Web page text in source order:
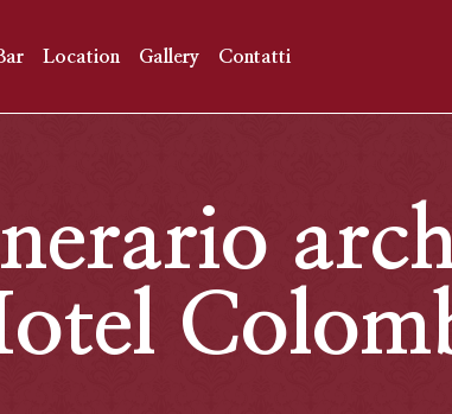
Location Gallery Contatti